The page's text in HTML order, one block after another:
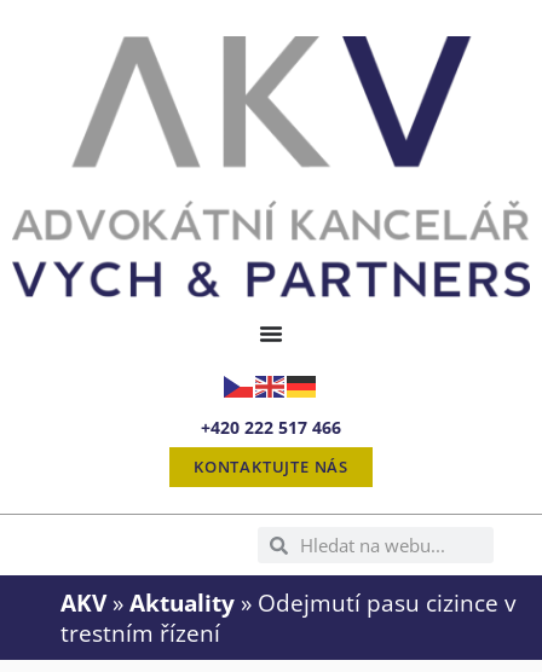
+420 222 517 466
KONTAKTUJTE NÁS
AKV» Aktuality » Odejmutí pasu cizince v
trestním řízení